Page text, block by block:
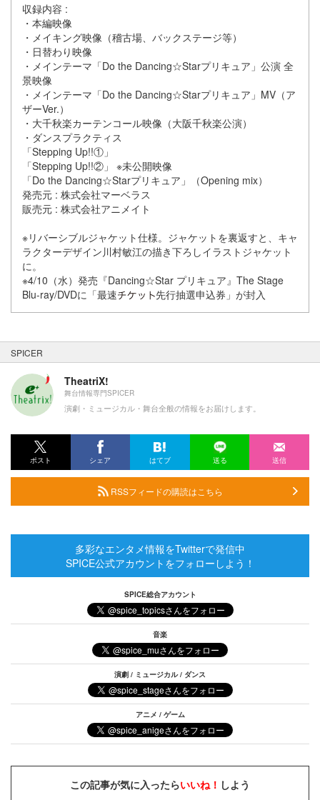
収録内容 :
・本編映像
・メイキング映像（稽古場、バックステージ等）
・日替わり映像
・メインテーマ「Do the Dancing☆Starプリキュア」公演 全
景映像
・メインテーマ「Do the Dancing☆Starプリキュア」MV（ア
ザーVer.）
・大千秋楽カーテンコール映像（大阪千秋楽公演）
・ダンスプラクティス
「Stepping Up!!①」
「Stepping Up!!②」 ※未公開映像
「Do the Dancing☆Starプリキュア」（Opening mix）
発売元 : 株式会社マーベラス
販売元 : 株式会社アニメイト
※リバーシブルジャケット仕様。ジャケットを裏返すと、キャ
ラクターデザイン川村敏江の描き下ろしイラストジャケット
に。
※4/10（水）発売『Dancing☆Star プリキュア』The Stage
Blu-ray/DVDに「最速
先行抽選申込券」が封入
SPICER
TheatriX!
舞台情報専門SPICER
演劇・ミュージカル・舞台全般の情報をお届けします。
ポスト シェア はてブ 送る 送信
RSSフィードの購読はこちら
多彩なエンタメ情報をTwitterで発信中
SPICE公式アカウントをフォローしよう！
SPICE総合アカウント
音楽
演劇 / ミュージカル / ダンス
アニメ / ゲーム
この記事が気に入ったらいいね！ しよう